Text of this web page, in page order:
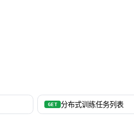
GET 分布式训练任务列表